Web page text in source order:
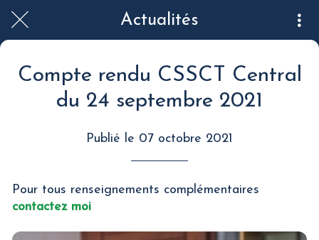
Actualités
Compte rendu CSSCT Central
du 24 septembre 2021
Publié le 07 octobre 2021
Pour tous renseignements complémentaires
contactez moi